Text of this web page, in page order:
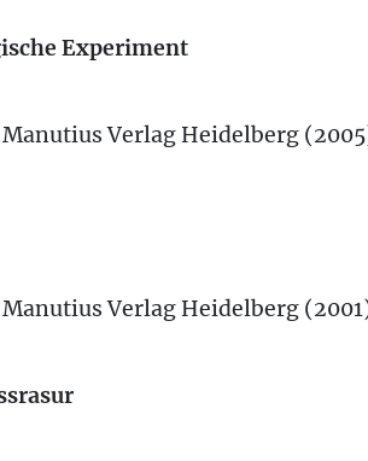
Experiment
Verlag Heidelberg
Verlag Heidelberg